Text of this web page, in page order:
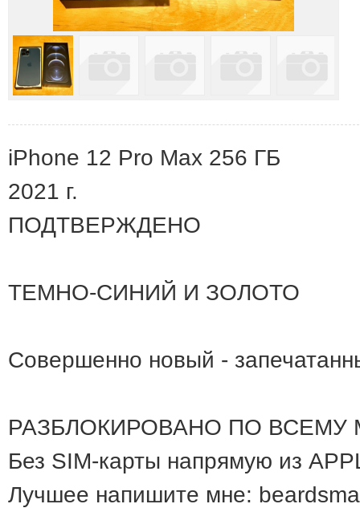
iPhone 12 Pro Max 256 ГБ
2021 г.
ПОДТВЕРЖДЕНО
ТЕМНО-СИНИЙ И ЗОЛОТО
Совершенно новый -
РАЗБЛОКИРОВАНО ПО ВСЕМУ
Без SIM-карты напрямую из
Лучшее напишите мне: